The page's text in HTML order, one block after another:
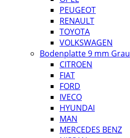
PEUGEOT
RENAULT
TOYOTA
VOLKSWAGEN
Bodenplatte 9 mm Grau
CITROEN
FIAT
FORD
IVECO
HYUNDAI
MAN
MERCEDES BENZ